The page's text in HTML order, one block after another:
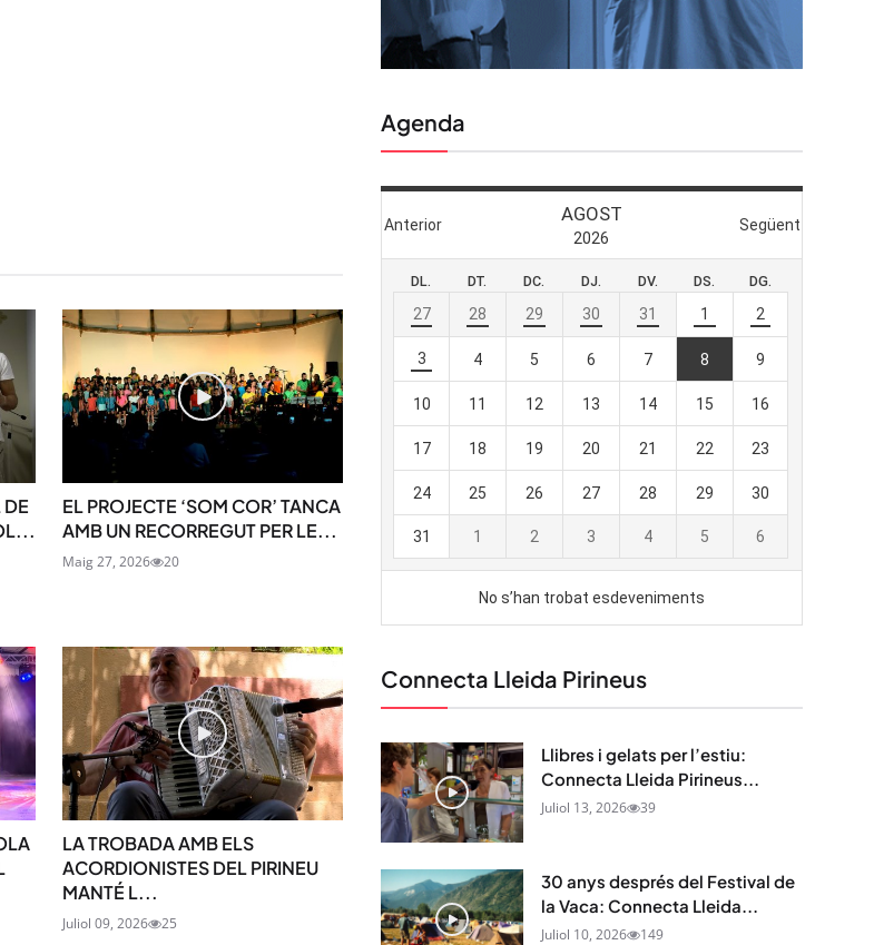
DE
EL PROJECTE ‘SOM COR’ TANCA
AMB UN RECORREGUT PER LE...
Maig 27, 2026 20
LA TROBADA AMB ELS
ACORDIONISTES DEL PIRINEU
MANTÉ L...
Juliol 09, 2026 25
Agenda
Connecta Lleida Pirineus
Llibres i gelats per l’estiu:
Connecta Lleida Pirineus...
Juliol 13, 2026 39
30 anys després del Festival de
la Vaca: Connecta Lleida...
Juliol 10, 2026 149